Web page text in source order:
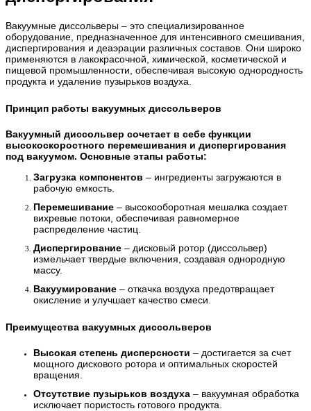
Вакуумные диссольверы – это специализированное
оборудование, предназначенное для интенсивного смешивания,
диспергирования и деаэрации различных составов. Они широко
применяются в лакокрасочной, химической, косметической и
пищевой промышленности, обеспечивая высокую однородность
продукта и удаление пузырьков воздуха.
Принцип работы вакуумных диссольверов
Вакуумный диссольвер сочетает в себе функции
высокоскоростного перемешивания и диспергирования
под вакуумом. Основные этапы работы:
Загрузка компонентов – ингредиенты загружаются в
рабочую емкость.
Перемешивание – высокооборотная мешалка создает
вихревые потоки, обеспечивая равномерное
распределение частиц.
Диспергирование – дисковый ротор (диссольвер)
измельчает твердые включения, создавая однородную
массу.
Вакуумирование – откачка воздуха предотвращает
окисление и улучшает качество смеси.
Преимущества вакуумных диссольверов
Высокая степень дисперсности – достигается за счет
мощного дискового ротора и оптимальных скоростей
вращения.
Отсутствие пузырьков воздуха – вакуумная обработка
исключает пористость готового продукта.